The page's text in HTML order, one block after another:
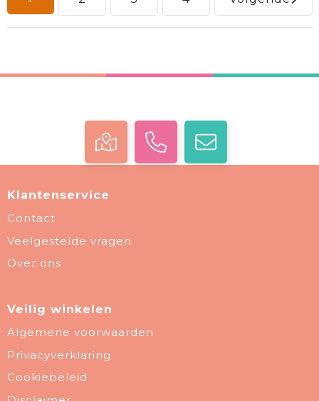
Klantenservice
Contact
Veelgestelde vragen
Over ons
Veilig winkelen
Algemene voorwaarden
Privacyverklaring
Cookiebeleid